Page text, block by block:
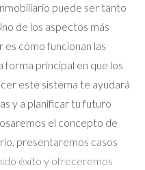
puede ser tanto
de los aspectos más
cómo funcionan las
forma principal en que los
este sistema te ayudará
y a planificar tu futuro
el concepto de
presentaremos casos
éxito y ofreceremos